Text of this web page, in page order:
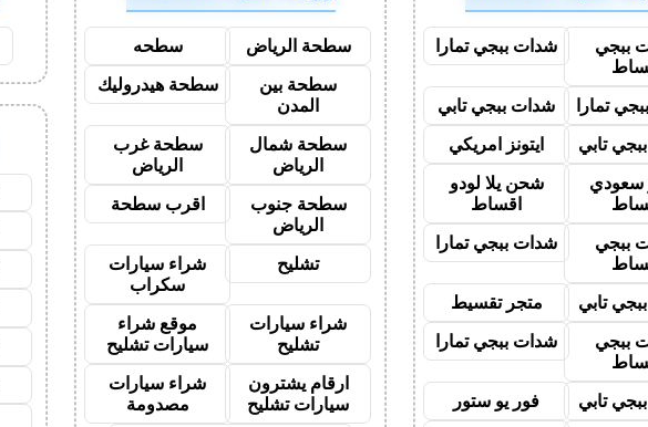
ببجي
شدات ببجي تمارا
تمارا شدات ببجي تابي
تابي ايتونز امريكي
سعودي
شحن يلا لودو
اقساط
ببجي
شدات ببجي تمارا
تابي متجر تقسيط
ببجي
شدات ببجي تمارا
تابي فور يو ستور
سطحة الرياض سطحه
سطحة بين
المدن
سطحة هيدروليك
سطحة شمال
الرياض
سطحة غرب
الرياض
سطحة جنوب
الرياض
اقرب سطحة
تشليح
شراء سيارات
سكراب
شراء سيارات
تشليح
موقع شراء
سيارات تشليح
ارقام يشترون
سيارات تشليح
شراء سيارات
مصدومة